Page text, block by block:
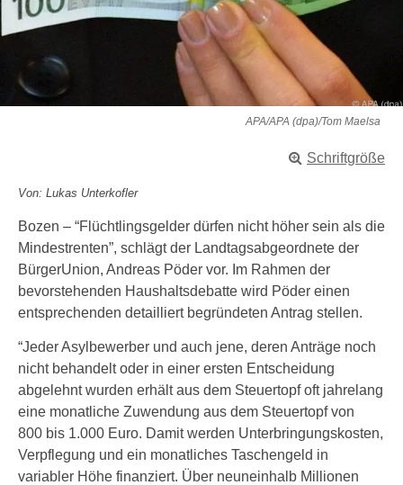
APA/APA (dpa)/Tom Maelsa
Schriftgröße
Von: Lukas Unterkofler
Bozen – “Flüchtlingsgelder dürfen nicht höher sein als die
Mindestrenten”, schlägt der Landtagsabgeordnete der
BürgerUnion, Andreas Pöder vor. Im Rahmen der
bevorstehenden Haushaltsdebatte wird Pöder einen
entsprechenden detailliert begründeten Antrag stellen.
“Jeder Asylbewerber und auch jene, deren Anträge noch
nicht behandelt oder in einer ersten Entscheidung
abgelehnt wurden erhält aus dem Steuertopf oft jahrelang
eine monatliche Zuwendung aus dem Steuertopf von
800 bis 1.000 Euro. Damit werden Unterbringungskosten,
Verpflegung und ein monatliches Taschengeld in
variabler Höhe finanziert. Über neuneinhalb Millionen